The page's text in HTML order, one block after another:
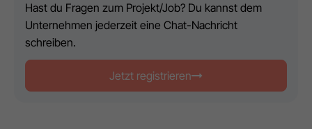
Hast du Fragen zum Projekt/Job? Du kannst dem
Unternehmen jederzeit eine Chat-Nachricht
schreiben.
Jetzt registrieren